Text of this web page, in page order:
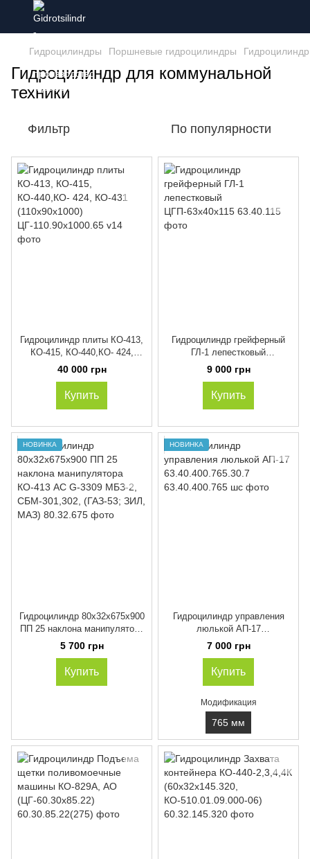
Гидроцилиндры Поршневые гидроцилиндры
Гидроцилиндр для коммунальной
техники
Фильтр По популярности
Гидроцилиндр плиты КО-413,
КО-415, КО-440,КО- 424,
КО-431 (110х90х1000)
ЦГ-110.90х1000.65
40 000 грн
Купить
Гидроцилиндр грейферный
ГЛ-1 лепестковый
ЦГП-63х40х115
9 000 грн
Купить
НОВИНКА
Гидроцилиндр 80х32х675х900
ПП 25 наклона манипулятора
КО-413 AC G-3309 МБЗ-2,
СБМ-301,302, (ГАЗ-53; ЗИЛ,
5 700 грн
Купить
НОВИНКА
Гидроцилиндр управления
люлькой АП-17
63.40.400.765.30.7
7 000 грн
Купить
Модификация
765 мм